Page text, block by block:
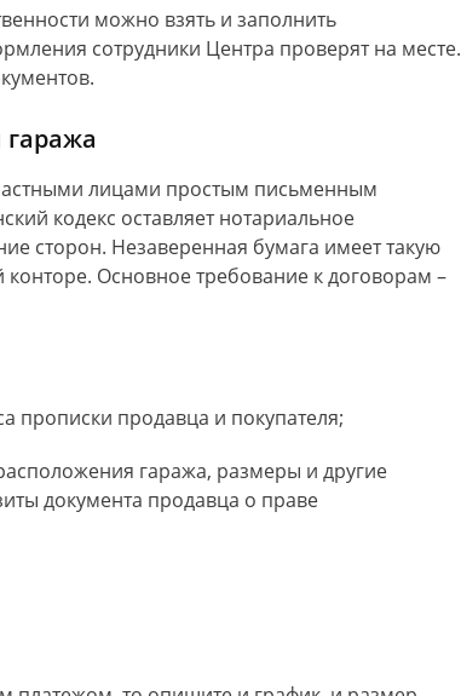
можно взять и заполнить
сотрудники Центра проверят на месте.
лицами простым письменным
кодекс оставляет нотариальное
сторон. Незаверенная бумага имеет такую
Основное требование к договорам –
прописки продавца и покупателя;
гаража, размеры и другие
документа продавца о праве